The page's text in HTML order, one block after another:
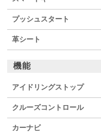
プッシュスタート
革シート
機能
アイドリングストップ
クルーズコントロール
カーナビ